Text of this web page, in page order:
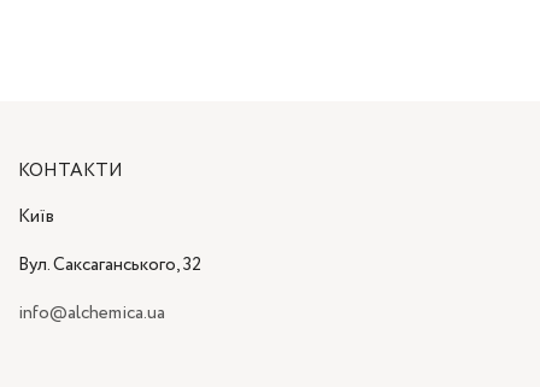
КОНТАКТИ
Київ
Вул. Саксаганського, 32
info@alchemica.ua